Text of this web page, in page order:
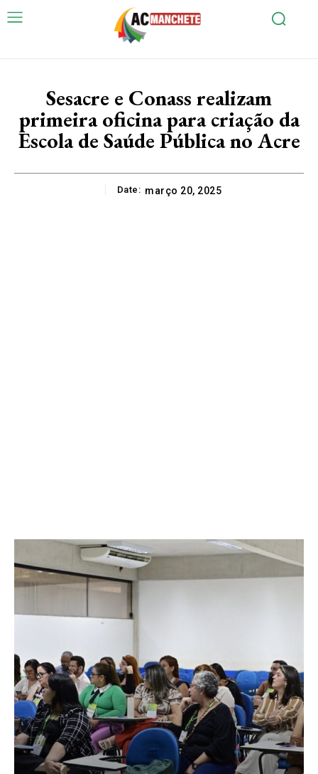
Sesacre e Conass realizam
primeira oficina para criação da
Escola de Saúde Pública no Acre
Date: março 20, 2025